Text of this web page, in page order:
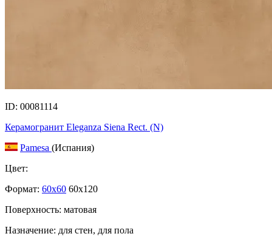
ID: 00081114
Керамогранит Eleganza Siena Rect. (N)
Pamesa (Испания)
Цвет:
Формат: 60x60 60x120
Поверхность: матовая
Назначение: для стен, для пола